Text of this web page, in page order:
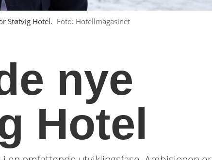
Støtvig Hotel. Foto: Hotellmagasinet
nye
Hotel